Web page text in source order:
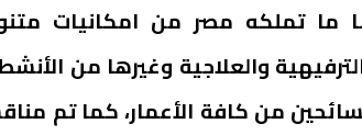
ما تملكه مصر من امكانيات
والعلاجية وغيرها من
من كافة الأعمار، كما تم